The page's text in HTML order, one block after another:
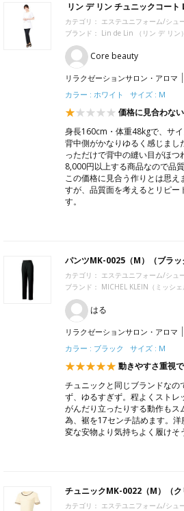
リン デ リン チュニックコー
カテゴリ： エステユニフォーム/シュ
ブランド： Lin de Lin （リン デ リン）
Core beauty
リラクゼーションサロン・アロマ
カラー : ホワイト サイズ : M
価格に見合わな
身長160cm・体重48kgで、サイ
背中側がかなりゆるく感じまし
っただけで背中の縫い目がほつ
8,000円以上する商品なので品
この価格に見合う作りとは思
すが、品質面を考えるとリピー
す。
パンツMK-0025（M）（ブラッ
カテゴリ： エステユニフォーム/シュ
ブランド： MICHEL KLEIN（ミッシェ
はる
リラクゼーションサロン・アロマ
カラー : ブラック サイズ : M
動きやすさ重視
チュニックと同じブランドな
ず、ゆるすぎず。程よくスト
がんだり立ったりする動作も
為、裾を17センチ詰めます。洋
変な安物より気持ちよく履けそ
チュニックMK-0022（M）（ク
カテゴリ： エステユニフォーム/シュ